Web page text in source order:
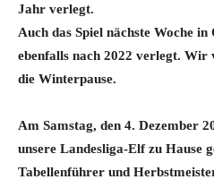
Jahr verlegt.
Auch das Spiel nächste Woche
ebenfalls nach 2022 verlegt. Wir
die Winterpause.
Am Samstag, den 4. Dezember
unsere Landesliga-Elf zu Hause
Tabellenführer und